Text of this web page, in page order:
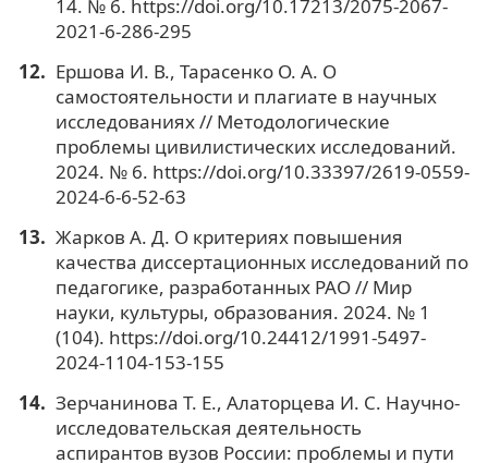
14. № 6. https://doi.org/10.17213/2075-2067-
2021-6-286-295
Ершова И. В., Тарасенко О. А. О
самостоятельности и плагиате в научных
исследованиях // Методологические
проблемы цивилистических исследований.
2024. № 6. https://doi.org/10.33397/2619-0559-
2024-6-6-52-63
Жарков А. Д. О критериях повышения
качества диссертационных исследований по
педагогике, разработанных РАО // Мир
науки, культуры, образования. 2024. № 1
(104). https://doi.org/10.24412/1991-5497-
2024-1104-153-155
Зерчанинова Т. Е., Алаторцева И. С. Научно-
исследовательская деятельность
аспирантов вузов России: проблемы и пути